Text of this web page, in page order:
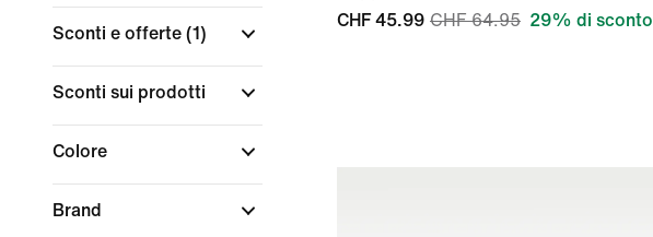
Sconti e offerte (1)
Sconti sui prodotti
Colore
Brand
CHF 45.99 CHF 64.95 29% di sconto